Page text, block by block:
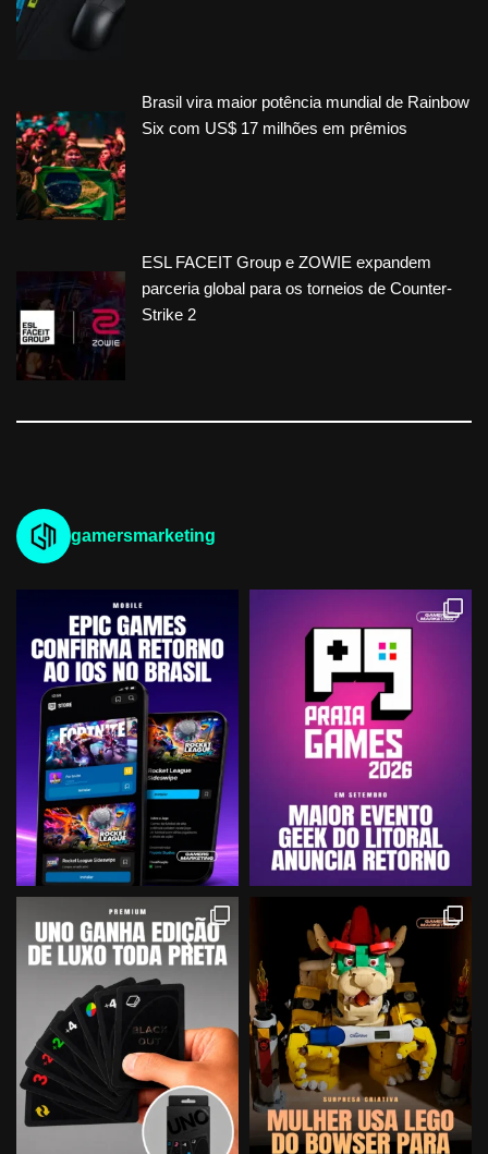
Brasil vira maior potência mundial de Rainbow
Six com US$ 17 milhões em prêmios
ESL FACEIT Group e ZOWIE expandem
parceria global para os torneios de Counter-
Strike 2
gamersmarketing